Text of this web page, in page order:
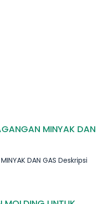
MINYAK DAN
MINYAK DAN GAS Deskripsi